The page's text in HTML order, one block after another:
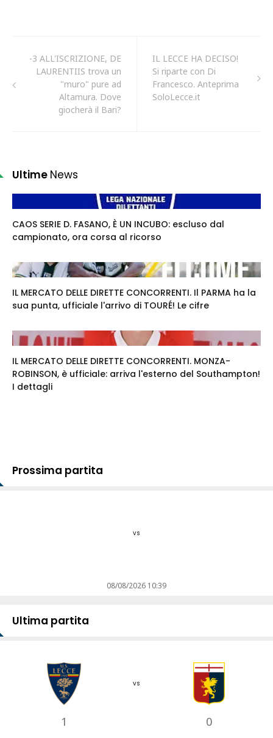
-3 ALL'ISCRIZIONE, DE
LAURENTIIS trova un
"muro" pure ad
Altamura. Dove
giocherà il Bari?
IL LECCE HA DECISO!
Si riparte con Di
Francesco. Anteprima
SoloLecce.it
Ultime News
CAOS SERIE D. FASANO, È UN INCUBO: escluso dal
campionato, ora corsa al ricorso
IL MERCATO DELLE DIRETTE CONCORRENTI. Il PARMA ha la
sua punta, ufficiale l'arrivo di TOURÉ! Le cifre
IL MERCATO DELLE DIRETTE CONCORRENTI. MONZA-
ROBINSON, è ufficiale: arriva l'esterno del Southampton!
I dettagli
Prossima partita
vs
08/08/2026 10:39
Ultima partita
1
vs
0